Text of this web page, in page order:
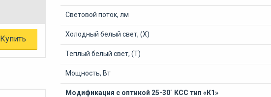
Купить
Световой поток, лм
Холодный белый свет, (Х)
Теплый белый свет, (Т)
Мощность, Вт
Модификация с оптикой 25-30˚ КСС тип «К1»